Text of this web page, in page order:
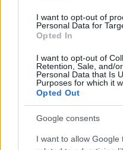
I want to opt-out of
Personal Data for
Opted In
I want to opt-out of
Retention, Sale, and/
Personal Data that Is
Purposes for which it
Opted Out
Google consents
I want to allow Google
ikke bare å kjøre
I selve mesterskapet
Svarstad er klar på at
samtlige
mars), 10km klassisk
og 50km fristil (9.
Her finner du alt om